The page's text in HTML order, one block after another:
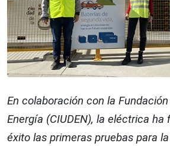
En colaboración con la
Energía (CIUDEN), la eléctrica ha
éxito las primeras pruebas para